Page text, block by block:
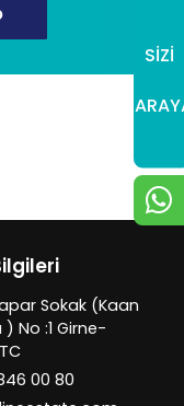
SİZİ
Sokak (Kaan
) No :1 Girne-
00 80